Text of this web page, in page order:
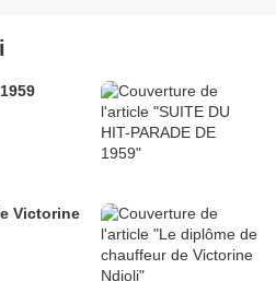
Victorine